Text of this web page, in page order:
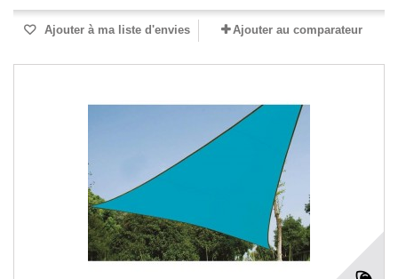
Ajouter à ma liste d'envies Ajouter au comparateur